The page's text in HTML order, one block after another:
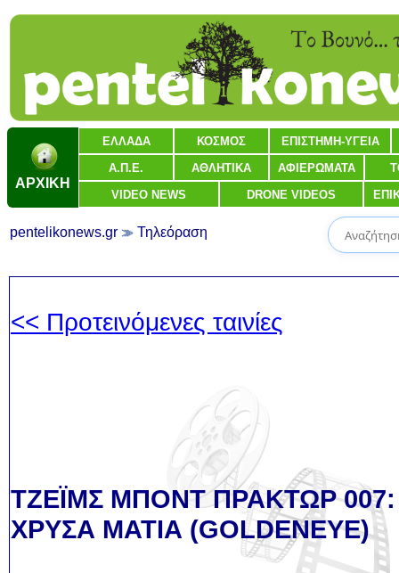
ΑΡΧΙΚΗ
ΕΛΛΑΔΑ ΚΟΣΜΟΣ ΕΠΙΣΤΗΜΗ-ΥΓΕΙΑ
Α.Π.Ε. ΑΘΛΗΤΙΚΑ ΑΦΙΕΡΩΜΑΤΑ
VIDEO NEWS DRONE VIDEOS
pentelikonews.gr Τηλεόραση
<< Προτεινόμενες ταινίες
ΤΖΕΪΜΣ ΜΠΟΝΤ ΠΡΑΚΤΩΡ 007:
ΧΡΥΣΑ ΜΑΤΙΑ (GOLDENEYE)